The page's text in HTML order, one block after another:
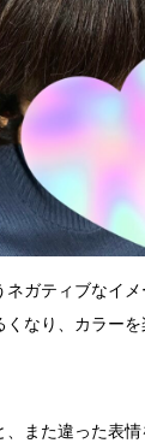
ネガティブなイ
なり、カラー
また違った表